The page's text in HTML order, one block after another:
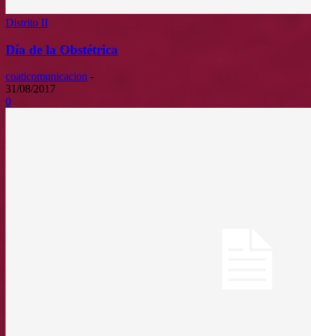
Distrito II
Día de la Obstétrica
coaticomunicacion -
31/08/2017
0